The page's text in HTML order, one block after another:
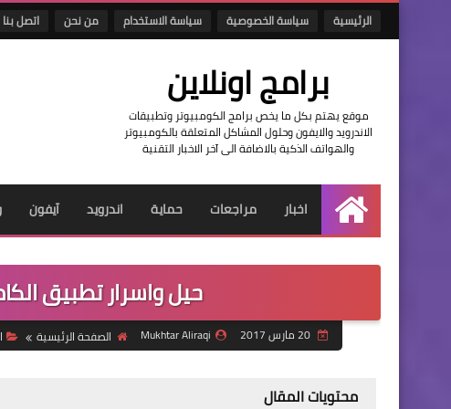
الرئيسية سياسة الخصوصية سياسة الاستخدام من نحن اتصل بنا
برامج اونلاين
موقع يهتم بكل ما يخص برامج الكومبيوتر وتطبيقات
الاندرويد والايفون وحلول المشاكل المتعلقة بالكومبيوتر
والهواتف الذكية بالاضافة الى آخر الاخبار التقنية
الرئيسية
اخبار مراجعات حماية اندرويد آيفون
حيل واسرار تطبيق
Mukhtar Aliraqi الصفحة الرئيسية
محتويات المقال